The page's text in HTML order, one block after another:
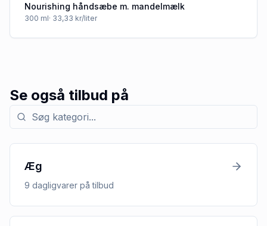
Nourishing håndsæbe m. mandelmælk
300 ml· 33,33 kr/liter
Se også tilbud på
Søg efter kategori med tilbud
Æg
9 dagligvarer på tilbud